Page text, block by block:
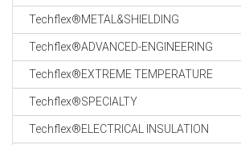
Techflex®METAL&SHIELDING
Techflex®ADVANCED-ENGINEERING
Techflex®EXTREME TEMPERATURE
Techflex®SPECIALTY
Techflex®ELECTRICAL INSULATION